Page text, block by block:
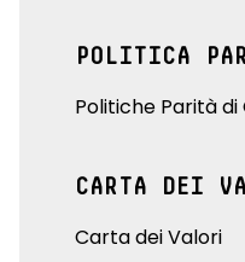
POLITICA
Politiche Parità
CARTA DEI
Carta dei Valori